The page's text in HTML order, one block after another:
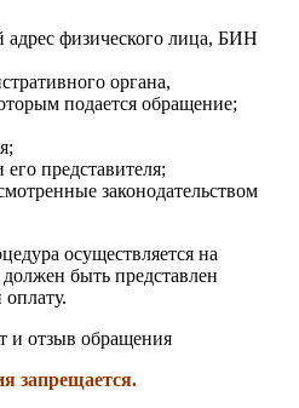
физического лица, БИН
органа,
подается обращение;
представителя;
законодательством
осуществляется на
быть представлен
и отзыв обращения
запрещается.